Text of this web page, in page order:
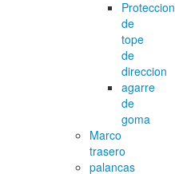
Proteccion
de
tope
de
direccion
agarre
de
goma
Marco
trasero
palancas